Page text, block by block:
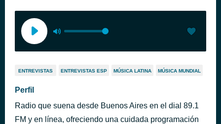
ENTREVISTAS ENTREVISTAS ESP MÚSICA LATINA MÚSICA MUNDIAL
Perfil
Radio que suena desde Buenos Aires en el dial 89.1
FM y en línea, ofreciendo una cuidada programación